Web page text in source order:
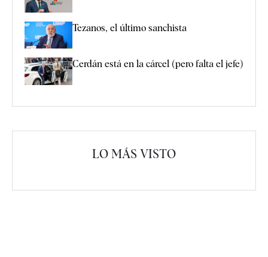
Tezanos, el último sanchista
Cerdán está en la cárcel (pero falta el jefe)
LO MÁS VISTO